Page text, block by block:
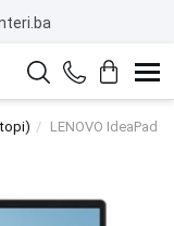
LENOVO IdeaPad